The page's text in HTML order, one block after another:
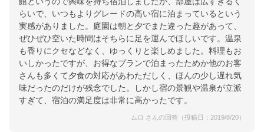
らいで、いつもよりグレードの高い宿に泊まっているという
実感がありました。庭園は朝と夕でまた違った趣があって、
ぜひぜひ空いた時間はそちらに足を運んでほしいです。温泉
も香りにクセなどなく、ゆっくりと楽しめました。料理もお
いしかったですが、お得なプランで泊まったためか他のお客
さんも多くて夕食の対応があわただしく、ほんの少し遅れ気
味だったのだけが残念でした。しかし宿の景観や温泉が立派
すぎて、宿泊の満足度は非常に高かったです。
ムロ さんの回答（投稿日：2019/8/20）